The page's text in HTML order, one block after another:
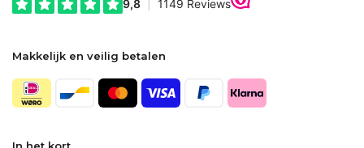
Makkelijk en veilig betalen